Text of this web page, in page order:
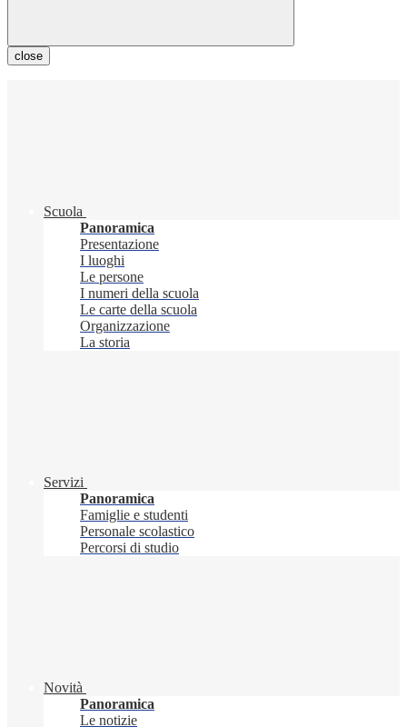
close
Scuola
Panoramica
Presentazione
I luoghi
Le persone
I numeri della scuola
Le carte della scuola
Organizzazione
La storia
Servizi
Panoramica
Famiglie e studenti
Personale scolastico
Percorsi di studio
Novità
Panoramica
Le notizie